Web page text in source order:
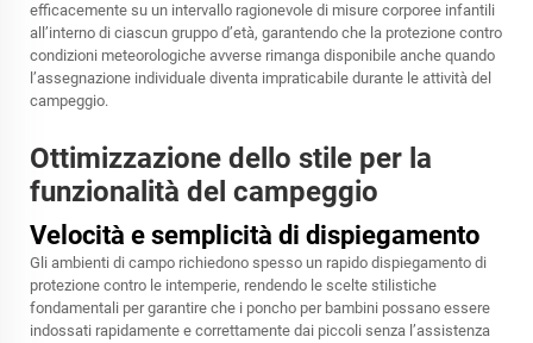
efficacemente su un intervallo ragionevole di misure corporee infantili
all’interno di ciascun gruppo d’età, garantendo che la protezione contro
condizioni meteorologiche avverse rimanga disponibile anche quando
l’assegnazione individuale diventa impraticabile durante le attività del
campeggio.
Ottimizzazione dello stile per la
funzionalità del campeggio
Velocità e semplicità di dispiegamento
Gli ambienti di campo richiedono spesso un rapido dispiegamento di
protezione contro le intemperie, rendendo le scelte stilistiche
fondamentali per garantire che i poncho per bambini possano essere
indossati rapidamente e correttamente dai piccoli senza l’assistenza